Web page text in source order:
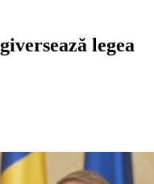
legea